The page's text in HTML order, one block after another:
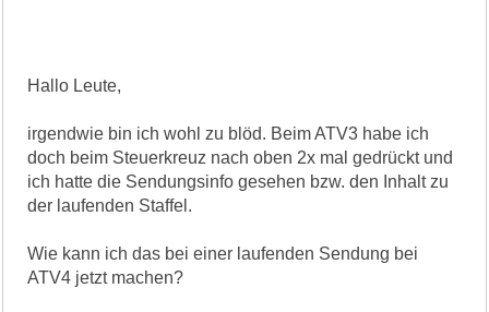
Hallo Leute,
irgendwie bin ich wohl zu blöd. Beim ATV3 habe ich
doch beim Steuerkreuz nach oben 2x mal gedrückt und
ich hatte die Sendungsinfo gesehen bzw. den Inhalt zu
der laufenden Staffel.
Wie kann ich das bei einer laufenden Sendung bei
ATV4 jetzt machen?